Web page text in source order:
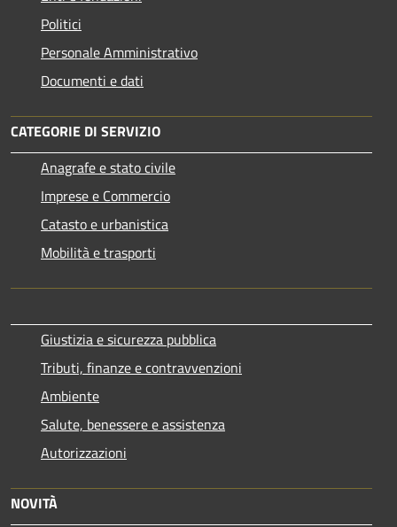
Politici
Personale Amministrativo
Documenti e dati
CATEGORIE DI SERVIZIO
Anagrafe e stato civile
Imprese e Commercio
Catasto e urbanistica
Mobilità e trasporti
Giustizia e sicurezza pubblica
Tributi, finanze e contravvenzioni
Ambiente
Salute, benessere e assistenza
Autorizzazioni
NOVITÀ